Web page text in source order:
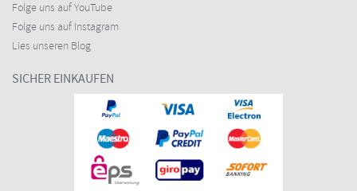
Folge uns auf YouTube
Folge uns auf Instagram
Lies unseren Blog
SICHER EINKAUFEN